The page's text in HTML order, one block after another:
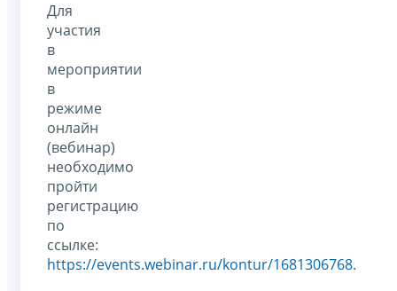
Для
участия
в
мероприятии
в
режиме
онлайн
(вебинар)
необходимо
пройти
регистрацию
по
ссылке:
https://events.webinar.ru/kontur/1681306768.